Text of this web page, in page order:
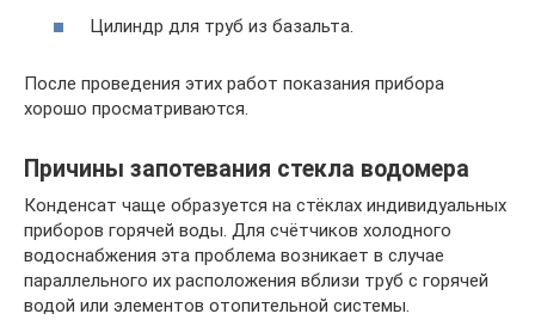
Цилиндр для труб из базальта.
После проведения этих работ показания прибора
хорошо просматриваются.
Причины запотевания стекла водомера
Конденсат чаще образуется на стёклах индивидуальных
приборов горячей воды. Для счётчиков холодного
водоснабжения эта проблема возникает в случае
параллельного их расположения вблизи труб с горячей
водой или элементов отопительной системы.